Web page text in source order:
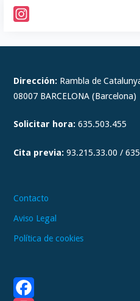
n
t
a
r
m
Dirección: Rambla de
08007 BARCELONA (Barcelona)
Solicitar hora: 635.503.455
Cita previa: 93.215.33.00 /
Contacto
Aviso Legal
Política de cookies